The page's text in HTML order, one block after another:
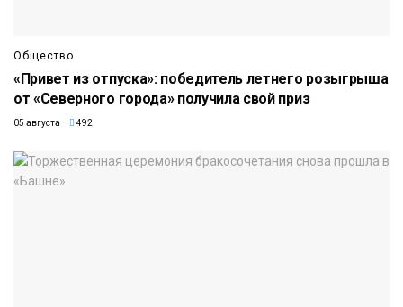
Общество
«Привет из отпуска»: победитель летнего розыгрыша
от «Северного города» получила свой приз
05 августа 492